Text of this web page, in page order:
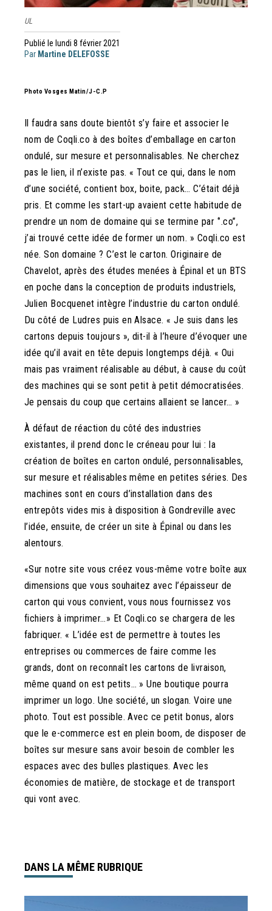
Publié le lundi 8 février 2021
Par Martine DELEFOSSE
UL
Photo Vosges Matin/J-C.P
Il faudra sans doute bientôt s’y faire et associer le
nom de Coqli.co à des boîtes d’emballage en carton
ondulé, sur mesure et personnalisables. Ne cherchez
pas le lien, il n’existe pas. « Tout ce qui, dans le nom
d’une société, contient box, boite, pack… C’était déjà
pris. Et comme les start-up avaient cette habitude de
prendre un nom de domaine qui se termine par ‘’.co’’,
j’ai trouvé cette idée de former un nom. » Coqli.co est
née. Son domaine ? C’est le carton. Originaire de
Chavelot, après des études menées à Épinal et un BTS
en poche dans la conception de produits industriels,
Julien Bocquenet intègre l’industrie du carton ondulé.
Du côté de Ludres puis en Alsace. « Je suis dans les
cartons depuis toujours », dit-il à l’heure d’évoquer une
idée qu’il avait en tête depuis longtemps déjà. « Oui
mais pas vraiment réalisable au début, à cause du coût
des machines qui se sont petit à petit démocratisées.
Je pensais du coup que certains allaient se lancer… »
À défaut de réaction du côté des industries
existantes, il prend donc le créneau pour lui : la
création de boîtes en carton ondulé, personnalisables,
sur mesure et réalisables même en petites séries. Des
machines sont en cours d’installation dans des
entrepôts vides mis à disposition à Gondreville avec
l’idée, ensuite, de créer un site à Épinal ou dans les
alentours.
«Sur notre site vous créez vous-même votre boîte aux
dimensions que vous souhaitez avec l’épaisseur de
carton qui vous convient, vous nous fournissez vos
fichiers à imprimer…» Et Coqli.co se chargera de les
fabriquer. « L’idée est de permettre à toutes les
entreprises ou commerces de faire comme les
grands, dont on reconnaît les cartons de livraison,
même quand on est petits… » Une boutique pourra
imprimer un logo. Une société, un slogan. Voire une
photo. Tout est possible. Avec ce petit bonus, alors
que le e-commerce est en plein boom, de disposer de
boîtes sur mesure sans avoir besoin de combler les
espaces avec des bulles plastiques. Avec les
économies de matière, de stockage et de transport
qui vont avec.
DANS LA MÊME RUBRIQUE